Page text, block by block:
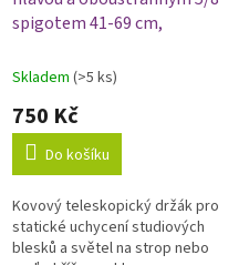
spigotem 41-69 cm,
Skladem (>5 ks)
750 Kč
Do košíku
Kovový teleskopický držák pro
statické uchycení studiových
blesků a světel na strop nebo